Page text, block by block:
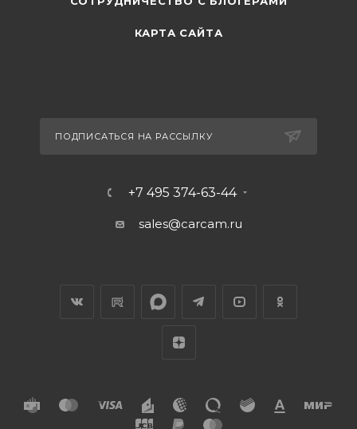
КАРТА САЙТА
ПОДПИСАТЬСЯ НА РАССЫЛКУ
+7 495 374-63-44
sales@carcam.ru